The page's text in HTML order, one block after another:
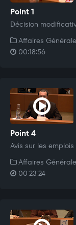
Point 1
Décision
Affaires
00:18:56
Point 4
Avis sur les emplois
Affaires
00:23:24